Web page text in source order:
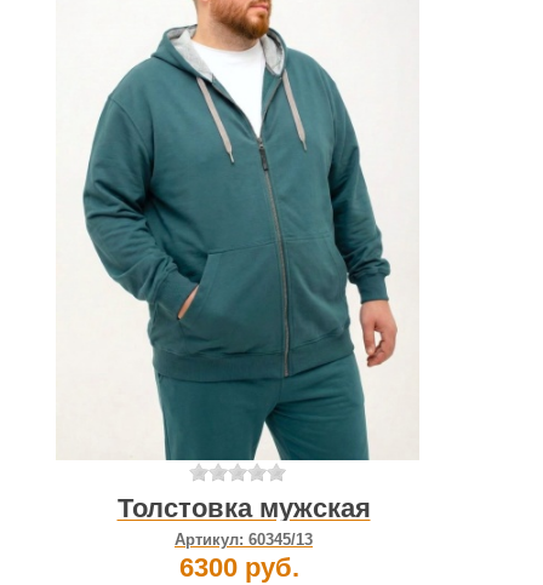
Толстовка мужская
Артикул: 60345/13
6300 руб.